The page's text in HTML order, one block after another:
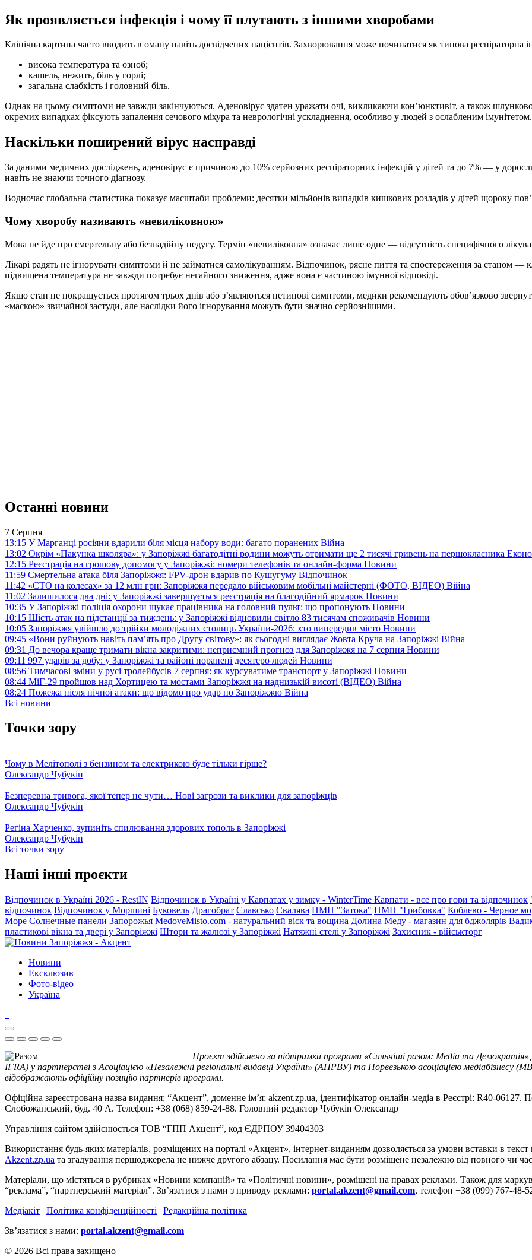
Як проявляється інфекція і чому її плутають з іншими хворобами
Клінічна картина часто вводить в оману навіть досвідчених пацієнтів. Захворювання може починатися як типова респіраторна
висока температура та озноб;
кашель, нежить, біль у горлі;
загальна слабкість і головний біль.
Однак на цьому симптоми не завжди закінчуються. Аденовірус здатен уражати очі, викликаючи кон’юнктивіт, а також
окремих випадках фіксують запалення сечового міхура та неврологічні ускладнення, особливо у людей з ослабленим імунітетом.
Наскільки поширений вірус насправді
За даними медичних досліджень, аденовірус є причиною до 10% серйозних респіраторних інфекцій у дітей та до 7% — у
навіть не знаючи точного діагнозу.
Водночас глобальна статистика показує масштаби проблеми: десятки мільйонів випадків кишкових розладів у дітей щороку
Чому хворобу називають «невиліковною»
Мова не йде про смертельну або безнадійну недугу. Термін «невиліковна» означає лише одне — відсутність специфічного
Лікарі радять не ігнорувати симптоми й не займатися самолікуванням. Відпочинок, рясне пиття та спостереження за станом
підвищена температура не завжди потребує негайного зниження, адже вона є частиною імунної відповіді.
Якщо стан не покращується протягом трьох днів або з’являються нетипові симптоми, медики рекомендують обов’язково
«маскою» звичайної застуди, але наслідки його ігнорування можуть бути значно серйознішими.
Останні новини
7 Серпня
13:15 У Марганці росіяни вдарили біля місця набору води: багато поранених Війна
13:02 Окрім «Пакунка школяра»: у Запоріжжі багатодітні родини можуть отримати ще 2 тисячі гривень на першокласника
12:15 Реєстрація на грошову допомогу у Запоріжжі: номери телефонів та онлайн-форма Новини
11:59 Смертельна атака біля Запоріжжя: FPV-дрон вдарив по Кушугуму Відпочинок
11:42 «СТО на колесах» за 12 млн грн: Запоріжжя передало військовим мобільні майстерні (ФОТО, ВІДЕО) Війна
11:02 Залишилося два дні: у Запоріжжі завершується реєстрація на благодійний ярмарок Новини
10:35 У Запоріжжі поліція охорони шукає працівника на головний пульт: що пропонують Новини
10:15 Шість атак на підстанції за тиждень: у Запоріжжі відновили світло 83 тисячам споживачів Новини
10:05 Запоріжжя увійшло до трійки молодіжних столиць України-2026: хто випередив місто Новини
09:45 «Вони руйнують навіть пам’ять про Другу світову»: як сьогодні виглядає Жовта Круча на Запоріжжі Війна
09:31 До вечора краще тримати вікна закритими: неприємний прогноз для Запоріжжя на 7 серпня Новини
09:11 997 ударів за добу: у Запоріжжі та районі поранені десятеро людей Новини
08:56 Тимчасові зміни у русі тролейбусів 7 серпня: як курсуватиме транспорт у Запоріжжі Новини
08:44 МіГ-29 пройшов над Хортицею та мостами Запоріжжя на наднизькій висоті (ВІДЕО) Війна
08:24 Пожежа після нічної атаки: що відомо про удар по Запоріжжю Війна
Всі новини
Точки зору
Чому в Мелітополі з бензином та електрикою буде тільки гірше?
Олександр Чубукін
Безперевна тривога, якої тепер не чути… Нові загрози та виклики для запоріжців
Олександр Чубукін
Регіна Харченко, зупиніть спилювання здорових тополь в Запоріжжі
Олександр Чубукін
Всі точки зору
Наші інші проєкти
Відпочинок в Україні 2026 - RestIN Відпочинок в Україні у Карпатах у зимку - WinterTime Карпати - все про гори та відпочинок
відпочинок Відпочинок у Моршині Буковель Драгобрат Славсько Свалява НМП "Затока" НМП "Грибовка" Коблево - Черное
Море Солнечные панели Запорожья MedoveMisto.com - натуральний віск та вощина Долина Меду - магазин для бджолярів
пластикові вікна та двері у Запоріжжі Штори та жалюзі у Запоріжжі Натяжні стелі у Запоріжжі Захисник - військторг
Новини
Ексклюзив
Фото-відео
Україна
Проєкт здійснено за підтримки програми «Сильніші разом: Медіа та
IFRA) у партнерстві з Асоціацією «Незалежні регіональні видавці України» (АНРВУ) та Норвезькою асоціацією медіабізнесу
відображають офіційну позицію партнерів програми.
Офіційна зареєстрована назва видання: “Акцент”, доменне ім’я: akzent.zp.ua, ідентифікатор онлайн-медіа в Реєстрі: R40-
Слобожанський, буд. 40 А. Телефон: +38 (068) 859-24-88. Головний редактор Чубукін Олександр
Управління сайтом здійснюється ТОВ “ГПП Акцент”, код ЄДРПОУ 39404303
Використання будь-яких матеріалів, розміщених на порталі «Акцент», інтернет-виданням дозволяється за умови вставки в
Akzent.zp.ua та згадування першоджерела не нижче другого абзацу. Посилання має бути розміщене незалежно від повного чи
Матеріали, що містяться в рубриках «Новини компаній» та «Політичні новини», розміщені на правах реклами. Також для
“реклама”, “партнерський матеріал”. Зв’язатися з нами з приводу реклами: portal.akzent@gmail.com, телефон +38 (099) 767-48-
Медіакіт | Політика конфіденційності | Редакційна політика
Зв’язатися з нами: portal.akzent@gmail.com
© 2026 Всі права захищено